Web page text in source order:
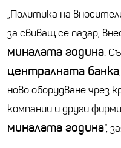
„Политика на
за свиващ се пазар,
миналата година.
централната банка
ново оборудване чрез
компании и други
миналата година“,